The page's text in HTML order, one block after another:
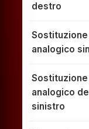
destro
analogico
analogico
sinistro